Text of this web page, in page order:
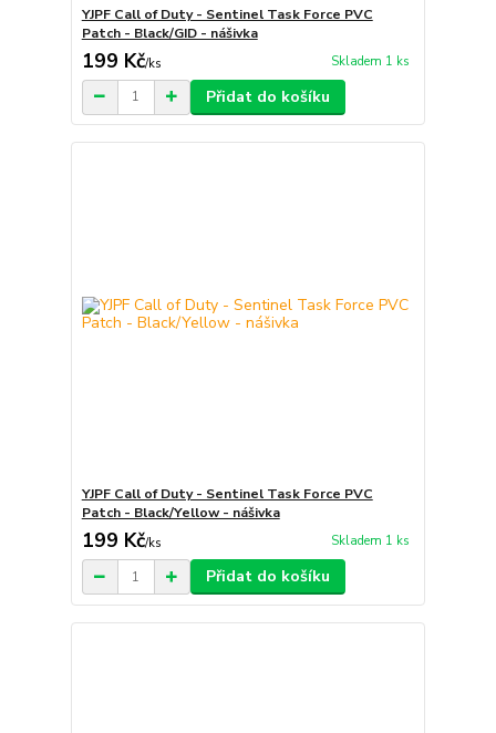
YJPF Call of Duty - Sentinel Task Force PVC
Patch - Black/GID - nášivka
199 Kč/ks Skladem 1 ks
Přidat do košíku
YJPF Call of Duty - Sentinel Task Force PVC
Patch - Black/Yellow - nášivka
199 Kč/ks Skladem 1 ks
Přidat do košíku